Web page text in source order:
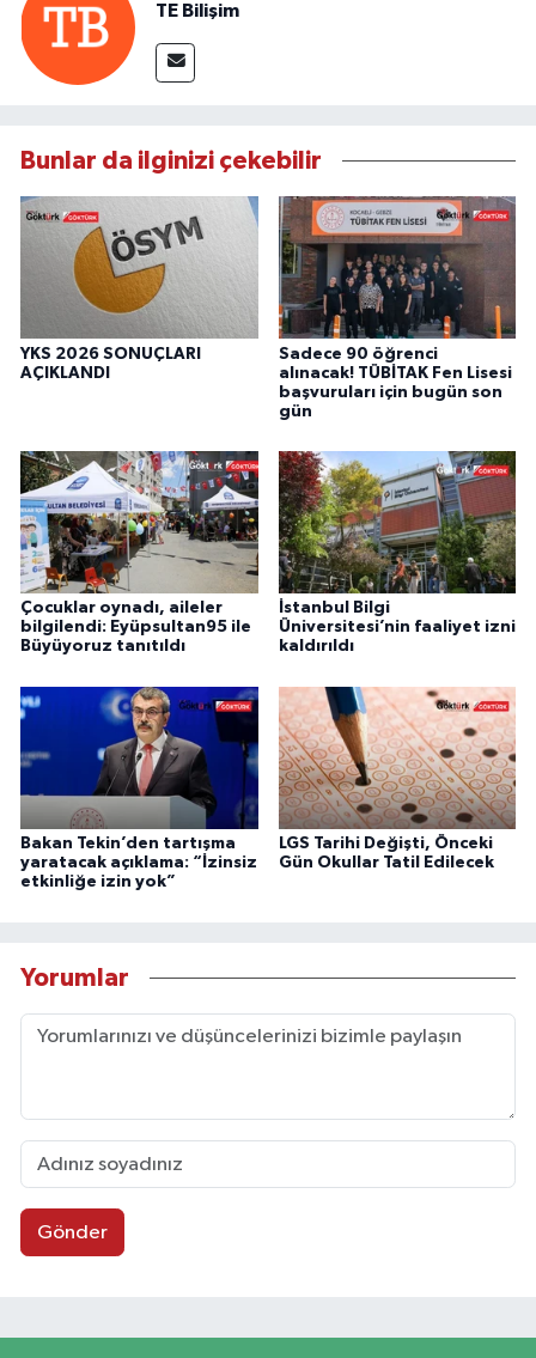
TE Bilişim
Bunlar da ilginizi çekebilir
YKS 2026 SONUÇLARI
AÇIKLANDI
Sadece 90 öğrenci
alınacak! TÜBİTAK Fen Lisesi
başvuruları için bugün son
gün
Çocuklar oynadı, aileler
bilgilendi: Eyüpsultan95 ile
Büyüyoruz tanıtıldı
İstanbul Bilgi
Üniversitesi’nin faaliyet izni
kaldırıldı
Bakan Tekin’den tartışma
yaratacak açıklama: “İzinsiz
etkinliğe izin yok”
LGS Tarihi Değişti, Önceki
Gün Okullar Tatil Edilecek
Yorumlar
Gönder